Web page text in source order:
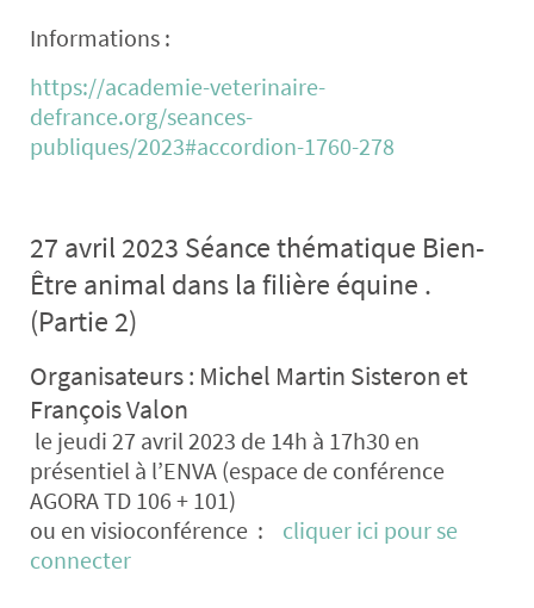
Informations :
https://academie-veterinaire-
defrance.org/seances-
publiques/2023#accordion-1760-278
27 avril 2023 Séance thématique Bien-
Être animal dans la filière équine .
(Partie 2)
Organisateurs : Michel Martin Sisteron et
François Valon
le jeudi 27 avril 2023 de 14h à 17h30 en
présentiel à l’ENVA (espace de conférence
AGORA TD 106 + 101)
ou en visioconférence :
cliquer ici pour se
connecter